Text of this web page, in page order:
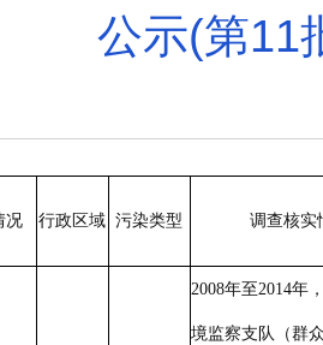
公示(第11
况 行政 区域 污染类型 调查核实
2008年至2014年
境监察支队 （群